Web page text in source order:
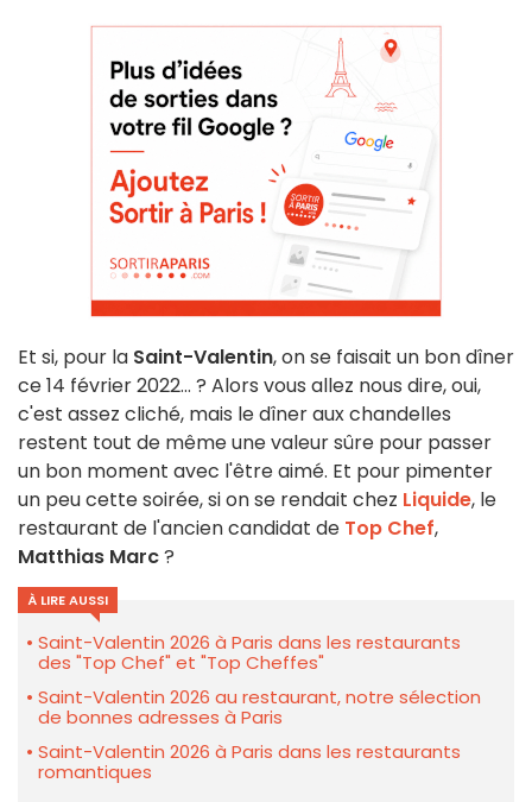
Et si, pour la Saint-Valentin, on se faisait un bon dîner
ce 14 février 2022... ? Alors vous allez nous dire, oui,
c'est assez cliché, mais le dîner aux chandelles
restent tout de même une valeur sûre pour passer
un bon moment avec l'être aimé. Et pour pimenter
un peu cette soirée, si on se rendait chez Liquide, le
restaurant de l'ancien candidat de Top Chef,
Matthias Marc?
À LIRE AUSSI
Saint-Valentin 2026 à Paris dans les restaurants
des "Top Chef" et "Top Cheffes"
Saint-Valentin 2026 au restaurant, notre sélection
de bonnes adresses à Paris
Saint-Valentin 2026 à Paris dans les restaurants
romantiques